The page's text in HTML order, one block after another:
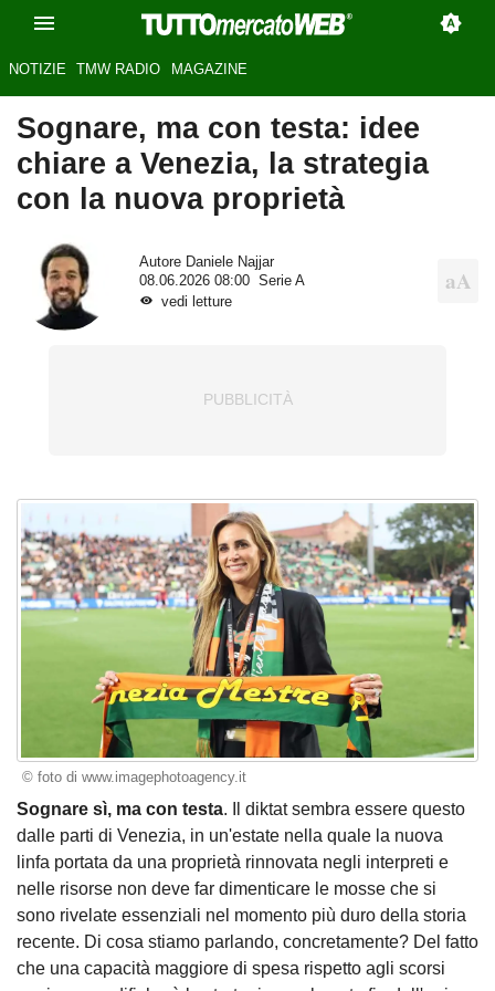
NOTIZIE TMW RADIO MAGAZINE
Sognare, ma con testa: idee
chiare a Venezia, la strategia
con la nuova proprietà
Autore Daniele Najjar
08.06.2026 08:00
Serie A
vedi letture
© foto di www.imagephotoagency.it
Sognare sì, ma con testa. Il diktat sembra essere questo
dalle parti di Venezia, in un'estate nella quale la nuova
linfa portata da una proprietà rinnovata negli interpreti e
nelle risorse non deve far dimenticare le mosse che si
sono rivelate essenziali nel momento più duro della storia
recente. Di cosa stiamo parlando, concretamente? Del fatto
che una capacità maggiore di spesa rispetto agli scorsi